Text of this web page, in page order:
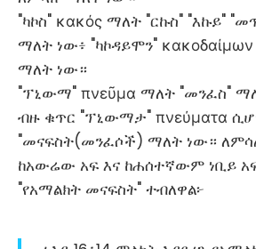
"ካኮስ" κακός ማለት "ርኩስ" "እኩይ"
ማለት ነው፥ "ካኮዳይሞን"
ማለት ነው።
"ፕኒውማ" πνεῦμα ማለት "መንፈስ"
ብዙ ቁጥር "ፕኒውማታ" πνεύματα
"መናፍስት(መንፈሶች) ማለት ነው።
ከአውሬው አፍ እና ከሐሰተኛውም ነቢይ
"የአማልክት መናፍስት" ተብለዋል፦